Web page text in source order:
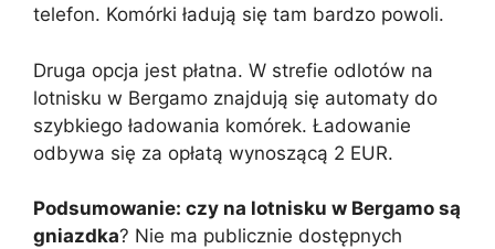
telefon. Komórki ładują się tam bardzo powoli.
Druga opcja jest płatna. W strefie odlotów na
lotnisku w Bergamo znajdują się automaty do
szybkiego ładowania komórek. Ładowanie
odbywa się za opłatą wynoszącą 2 EUR.
Podsumowanie: czy na lotnisku w Bergamo są
gniazdka? Nie ma publicznie dostępnych